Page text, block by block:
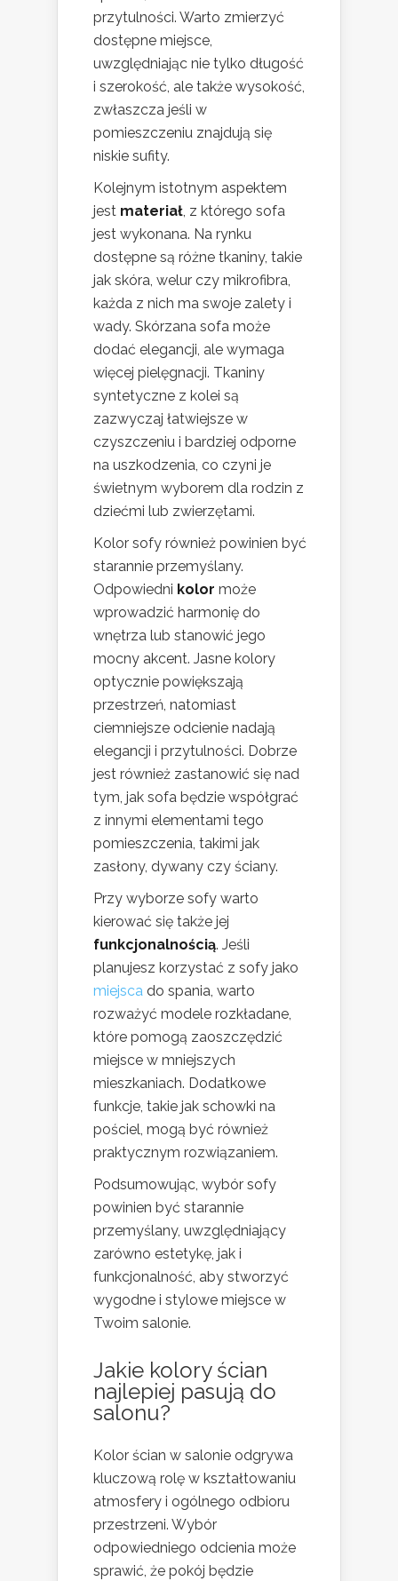
przytulności. Warto zmierzyć
dostępne miejsce,
uwzględniając nie tylko długość
i szerokość, ale także wysokość,
zwłaszcza jeśli w
pomieszczeniu znajdują się
niskie sufity.
Kolejnym istotnym aspektem
jest materiał, z którego sofa
jest wykonana. Na rynku
dostępne są różne tkaniny, takie
jak skóra, welur czy mikrofibra,
każda z nich ma swoje zalety i
wady. Skórzana sofa może
dodać elegancji, ale wymaga
więcej pielęgnacji. Tkaniny
syntetyczne z kolei są
zazwyczaj łatwiejsze w
czyszczeniu i bardziej odporne
na uszkodzenia, co czyni je
świetnym wyborem dla rodzin z
dziećmi lub zwierzętami.
Kolor sofy również powinien być
starannie przemyślany.
Odpowiedni kolor może
wprowadzić harmonię do
wnętrza lub stanowić jego
mocny akcent. Jasne kolory
optycznie powiększają
przestrzeń, natomiast
ciemniejsze odcienie nadają
elegancji i przytulności. Dobrze
jest również zastanowić się nad
tym, jak sofa będzie współgrać
z innymi elementami tego
pomieszczenia, takimi jak
zasłony, dywany czy ściany.
Przy wyborze sofy warto
kierować się także jej
funkcjonalnością. Jeśli
planujesz korzystać z sofy jako
miejsca do spania, warto
rozważyć modele rozkładane,
które pomogą zaoszczędzić
miejsce w mniejszych
mieszkaniach. Dodatkowe
funkcje, takie jak schowki na
pościel, mogą być również
praktycznym rozwiązaniem.
Podsumowując, wybór sofy
powinien być starannie
przemyślany, uwzględniający
zarówno estetykę, jak i
funkcjonalność, aby stworzyć
wygodne i stylowe miejsce w
Twoim salonie.
Jakie kolory ścian
najlepiej pasują do
salonu?
Kolor ścian w salonie odgrywa
kluczową rolę w kształtowaniu
atmosfery i ogólnego odbioru
przestrzeni. Wybór
odpowiedniego odcienia może
sprawić, że pokój będzie